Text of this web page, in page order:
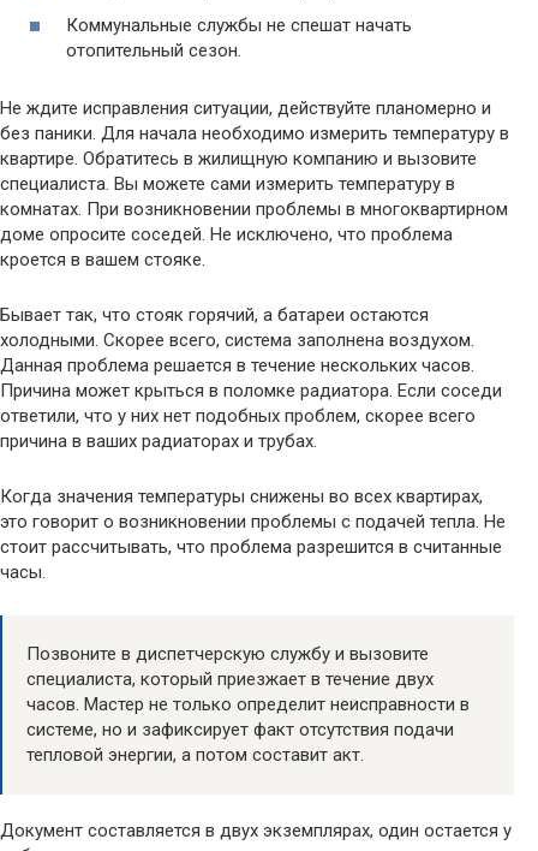
Коммунальные службы не спешат начать
отопительный сезон.
Не ждите исправления ситуации, действуйте планомерно и
без паники. Для начала необходимо измерить температуру в
квартире. Обратитесь в жилищную компанию и вызовите
специалиста. Вы можете сами измерить температуру в
комнатах. При возникновении проблемы в многоквартирном
доме опросите соседей. Не исключено, что проблема
кроется в вашем стояке.
Бывает так, что стояк горячий, а батареи остаются
холодными. Скорее всего, система заполнена воздухом.
Данная проблема решается в течение нескольких часов.
Причина может крыться в поломке радиатора. Если соседи
ответили, что у них нет подобных проблем, скорее всего
причина в ваших радиаторах и трубах.
Когда значения температуры снижены во всех квартирах,
это говорит о возникновении проблемы с подачей тепла. Не
стоит рассчитывать, что проблема разрешится в считанные
часы.
Позвоните в диспетчерскую службу и вызовите
специалиста, который приезжает в течение двух
часов. Мастер не только определит неисправности в
системе, но и зафиксирует факт отсутствия подачи
тепловой энергии, а потом составит акт.
Документ составляется в двух экземплярах, один остается у